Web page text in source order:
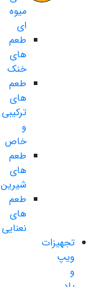
میوه
ای
طعم
های
خنک
طعم
های
ترکیبی
و
خاص
طعم
های
شیرین
طعم
های
نعنایی
تجهیزات
ویپ
و